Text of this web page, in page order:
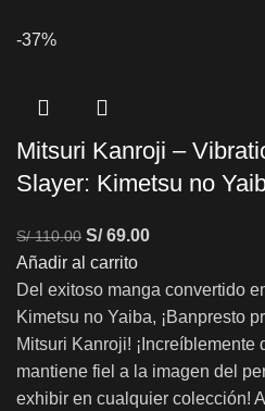
-37%
Mitsuri Kanroji –
Slayer: Kimetsu no
S/110.00 S/69.00
Añadir al carrito
Del exitoso manga convertido
Kimetsu no Yaiba, ¡Banpresto
Mitsuri Kanroji! ¡Increíblemente
mantiene fiel a la imagen del
exhibir en cualquier colección!